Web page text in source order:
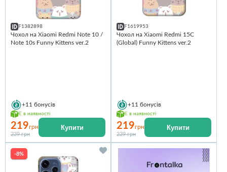
F1382898
Чохол на Xiaomi Redmi Note 10 /
Note 10s Funny Kittens ver.2
+11 бонусів
Є в наявності
219грн
239 грн
Купити
F1619953
Чохол на Xiaomi Redmi 15C
(Global) Funny Kittens ver.2
+11 бонусів
Є в наявності
219грн
239 грн
Купити
-8%